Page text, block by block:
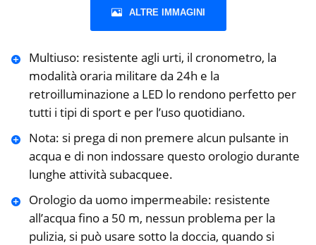
ALTRE IMMAGINI
Multiuso: resistente agli urti, il cronometro, la
modalità oraria militare da 24h e la
retroilluminazione a LED lo rendono perfetto per
tutti i tipi di sport e per l’uso quotidiano.
Nota: si prega di non premere alcun pulsante in
acqua e di non indossare questo orologio durante
lunghe attività subacquee.
Orologio da uomo impermeabile: resistente
all’acqua fino a 50 m, nessun problema per la
pulizia, si può usare sotto la doccia, quando si